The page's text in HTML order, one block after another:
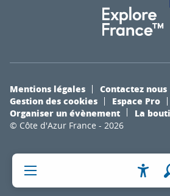
© Côte d'Azur France - 2026
Mentions légales
Contactez nous
Gestion des cookies
Espace Pro
Organiser un évènement
La